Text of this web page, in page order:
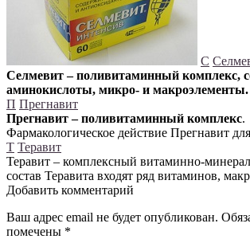
С
Селмевит – поливитаминный комплекс,
аминокислоты, микро- и макроэлементы.
П Прегнавит
Прегнавит – поливитаминный комплекс.
Фармакологическое действие Прегнавит
Т Теравит
Теравит – комплексный витаминно-
состав Теравита входят ряд витаминов,
Добавить комментарий
Ваш адрес email не будет опубликован.
помечены *